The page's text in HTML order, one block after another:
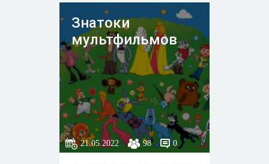
Знатоки
мультфильмов
21.05.2022 98 0